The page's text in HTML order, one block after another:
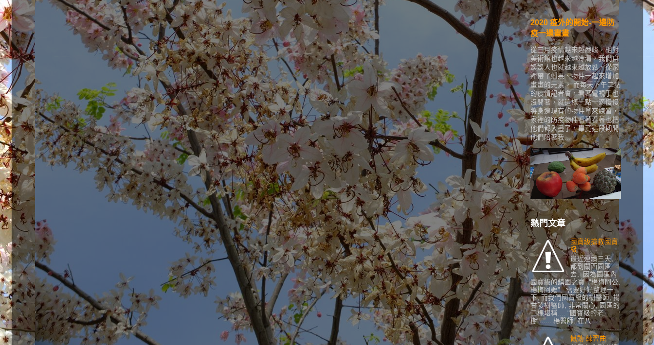
2020 疫外的開始-一邊防
疫一邊畫畫
從三月疫情越來越嚴峻，相對
美術館也越來越冷清，我們自
娛娛人也就越來越放鬆，從家
裡帶了蠟果、物件一起來增加
畫畫的元素。 而每天下午二點
的疫情記者會，看著電視手也
沒閒著，就這樣一點一滴慢慢
將身邊現有的物件拿來練習，
家裡的防疫物件看著看著也把
他們都入畫了，畢竟這段期間
他們陪著我...
熱門文章
國寶級搶救國寶
級
最近連續三天,
都到關西園區
去, 因為園區內
國寶級的鎮園之寶 "楊梅阿公,
楊梅阿嬷", 需要好好整理一
下, 而我們國寶級的樹醫師, 揚
甘陵樹醫師, 非常關心, 園區的
二棵堪稱.... "國寶級的老
樹"...... 楊醫師, 在八...
憾動 練習曲